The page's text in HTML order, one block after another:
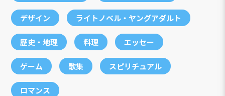
デザイン ライトノベル・ヤングアダルト
歴史・地理 料理 エッセー
ゲーム 歌集 スピリチュアル
ロマンス